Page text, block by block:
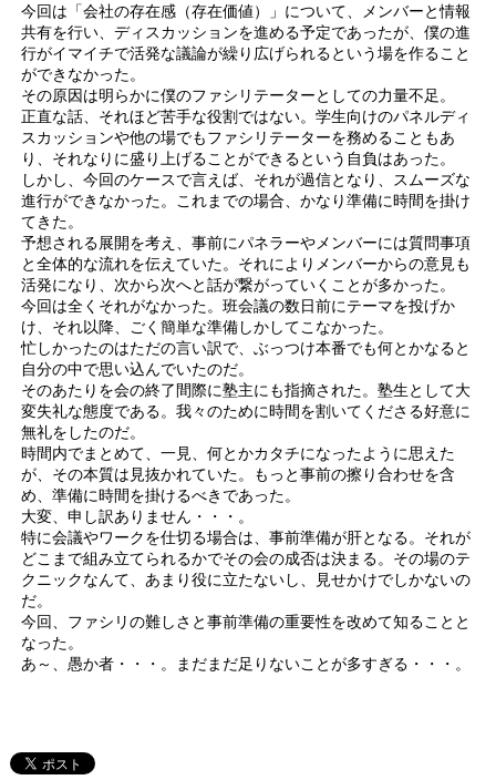
今回は「会社の存在感（存在価値）」について、メンバーと情報
共有を行い、ディスカッションを進める予定であったが、僕の進
行がイマイチで活発な議論が繰り広げられるという場を作ること
ができなかった。
その原因は明らかに僕のファシリテーターとしての力量不足。
正直な話、それほど苦手な役割ではない。学生向けのパネルディ
スカッションや他の場でもファシリテーターを務めることもあ
り、それなりに盛り上げることができるという自負はあった。
しかし、今回のケースで言えば、それが過信となり、スムーズな
進行ができなかった。これまでの場合、かなり準備に時間を掛け
てきた。
予想される展開を考え、事前にパネラーやメンバーには質問事項
と全体的な流れを伝えていた。それによりメンバーからの意見も
活発になり、次から次へと話が繋がっていくことが多かった。
今回は全くそれがなかった。班会議の数日前にテーマを投げか
け、それ以降、ごく簡単な準備しかしてこなかった。
忙しかったのはただの言い訳で、ぶっつけ本番でも何とかなると
自分の中で思い込んでいたのだ。
そのあたりを会の終了間際に塾主にも指摘された。塾生として大
変失礼な態度である。我々のために時間を割いてくださる好意に
無礼をしたのだ。
時間内でまとめて、一見、何とかカタチになったように思えた
が、その本質は見抜かれていた。もっと事前の擦り合わせを含
め、準備に時間を掛けるべきであった。
大変、申し訳ありません・・・。
特に会議やワークを仕切る場合は、事前準備が肝となる。それが
どこまで組み立てられるかでその会の成否は決まる。その場のテ
クニックなんて、あまり役に立たないし、見せかけでしかないの
だ。
今回、ファシリの難しさと事前準備の重要性を改めて知ることと
なった。
あ～、愚か者・・・。まだまだ足りないことが多すぎる・・・。